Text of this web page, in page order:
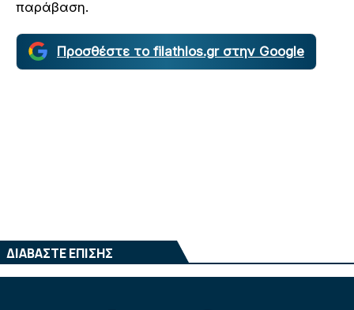
παράβαση.
Προσθέστε το filathlos.gr στην Google
ΔΙΑΒΑΣΤΕ ΕΠΙΣΗΣ